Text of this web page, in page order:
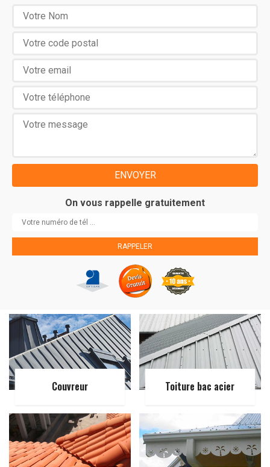
On vous rappelle gratuitement
Couvreur Toiture bac acier